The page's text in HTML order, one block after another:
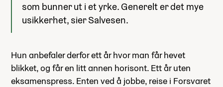
som bunner ut i et yrke. Generelt er det mye
usikkerhet, sier Salvesen.
Hun anbefaler derfor ett år hvor man får hevet
blikket, og får en litt annen horisont. Ett år uten
eksamenspress. Enten ved å jobbe, reise i Forsvaret